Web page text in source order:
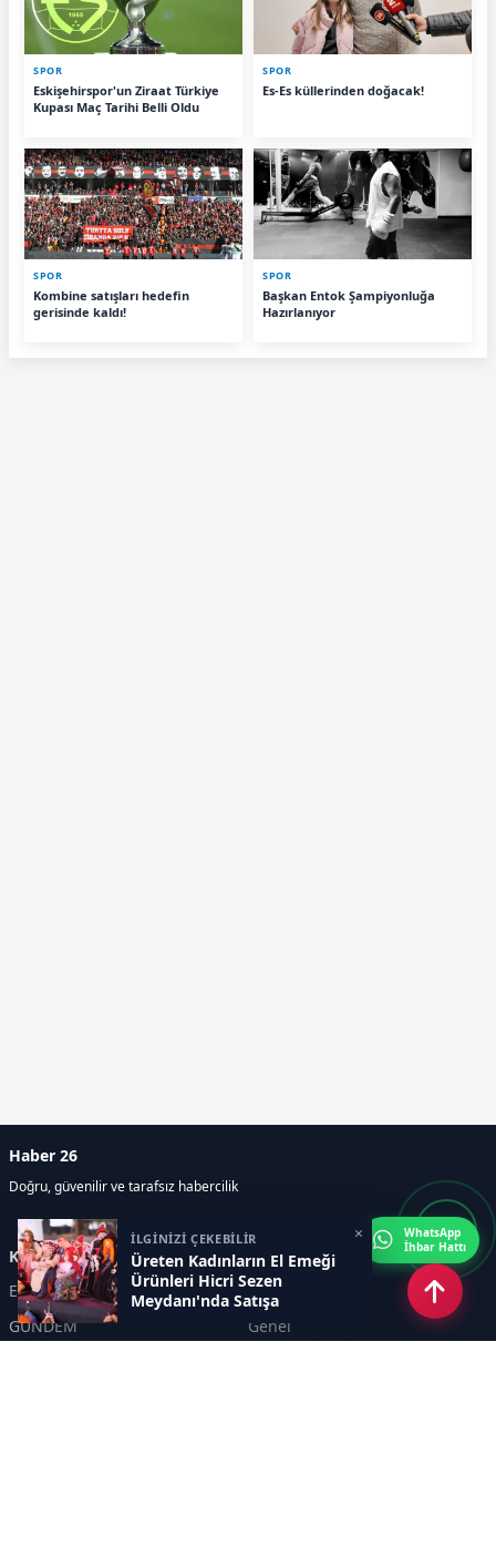
SPOR
Eskişehirspor'un Ziraat Türkiye
Kupası Maç Tarihi Belli Oldu
SPOR
Es-Es küllerinden doğacak!
SPOR
Kombine satışları hedefin
gerisinde kaldı!
SPOR
Başkan Entok Şampiyonluğa
Hazırlanıyor
İLGİNİZİ ÇEKEBİLİR
Üreten Kadınların El Emeği
Ürünleri Hicri Sezen
Meydanı'nda Satışa
×
Haber 26
Doğru, güvenilir ve tarafsız habercilik
Kategoriler
Eskişehir
SPOR
GÜNDEM
Genel
WhatsApp
İhbar Hattı